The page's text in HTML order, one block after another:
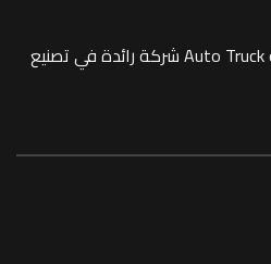
منذ عام 1995 ، أصبحت شركة Auto Truck شركة رائدة في تصنيع